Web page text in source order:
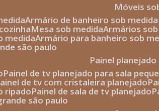
móveis
armário de banheiro sob medida
mesa sob medida armários
medida armário para banheiro sob
são paulo
painel
painel de tv planejado para sala
painel de tv com cristaleira planejado
ripado painel de sala de tv planejado
são paulo